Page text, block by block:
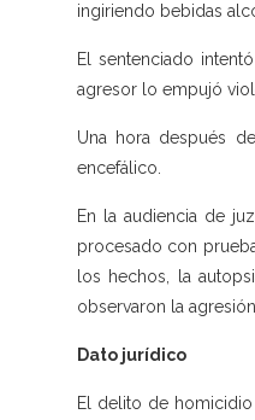
ingiriendo bebidas
El sentenciado
agresor lo empujó
Una hora después
encefálico.
En la audiencia de
procesado con
los hechos, la
observaron la
Dato jurídico
El delito de homicidio